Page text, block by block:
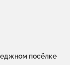
посёлке